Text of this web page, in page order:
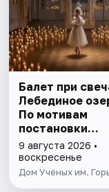
Балет при
Лебединое
По мотивам
постановки
Мариуса Петипа
9 августа 2026 •
воскресенье
Дом Учёных им.